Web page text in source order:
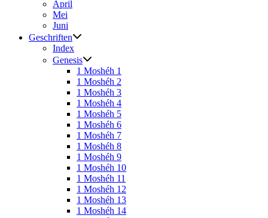
April
Mei
Juni
Geschriften
Index
Genesis
1 Moshéh 1
1 Moshéh 2
1 Moshéh 3
1 Moshéh 4
1 Moshéh 5
1 Moshéh 6
1 Moshéh 7
1 Moshéh 8
1 Moshéh 9
1 Moshéh 10
1 Moshéh 11
1 Moshéh 12
1 Moshéh 13
1 Moshéh 14